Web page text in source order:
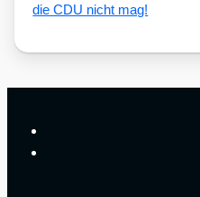
die CDU nicht mag!